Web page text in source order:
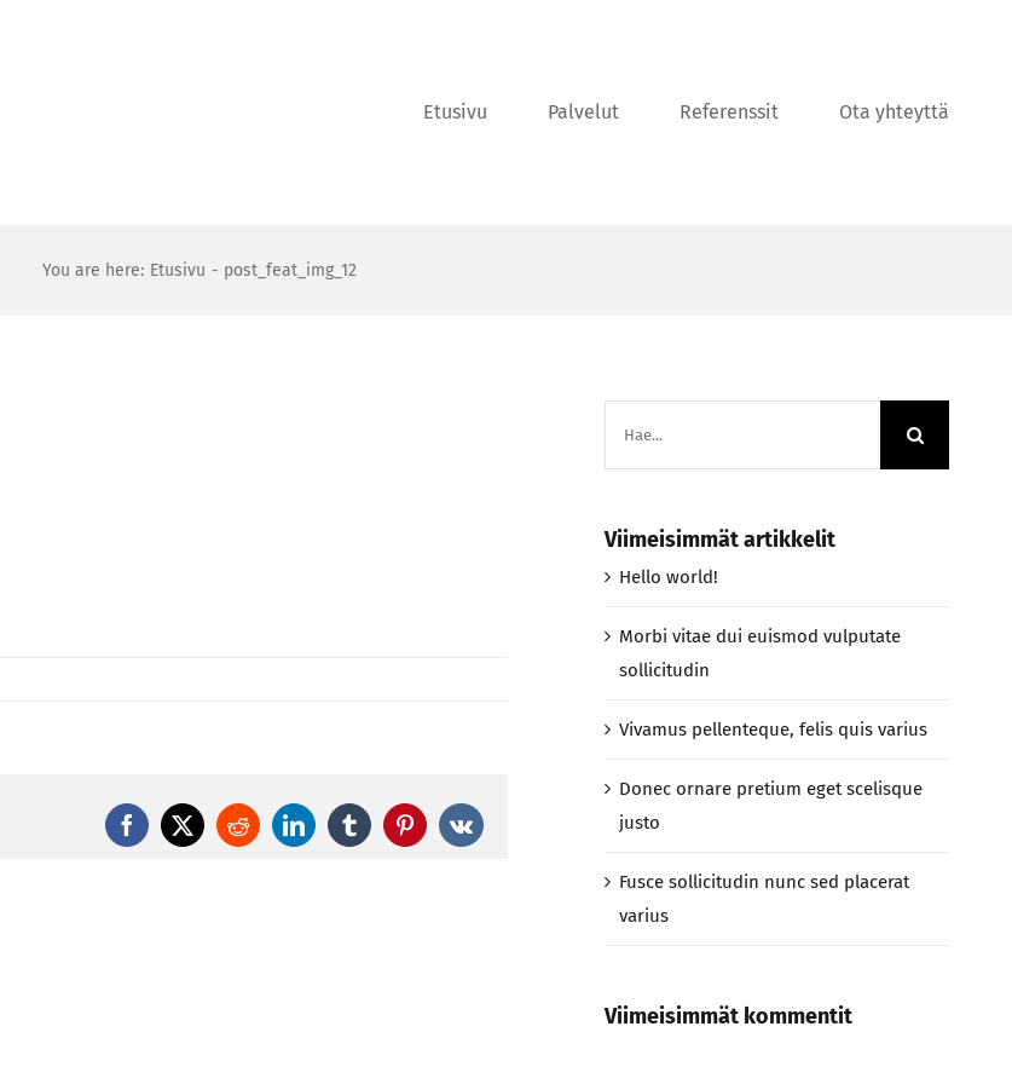
Etusivu Palvelut Referenssit Ota yhteyttä
You are here: Etusivu post_feat_img_12
Facebook
X RedditLinkedInTumblrPinterest
Vk
Viimeisimmät artikkelit
Hello world!
Morbi vitae dui euismod vulputate
sollicitudin
Vivamus pellenteque, felis quis varius
Donec ornare pretium eget scelisque
justo
Fusce sollicitudin nunc sed placerat
varius
Viimeisimmät kommentit